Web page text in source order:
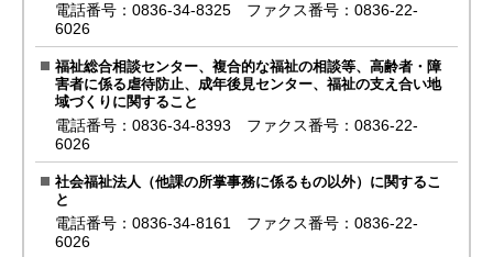
電話番号：0836-34-8325 ファクス番号：0836-22-
6026
福祉総合相談センター、複合的な福祉の相談等、高齢者・障
害者に係る虐待防止、成年後見センター、福祉の支え合い地
域づくりに関すること
電話番号：0836-34-8393 ファクス番号：0836-22-
6026
社会福祉法人（他課の所掌事務に係るもの以外）に関するこ
と
電話番号：0836-34-8161 ファクス番号：0836-22-
6026